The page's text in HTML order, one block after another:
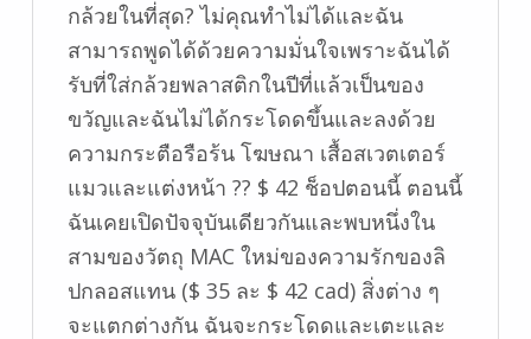
กล้วยในที่สุด? ไม่คุณทำไม่ได้และฉัน
สามารถพูดได้ด้วยความมั่นใจเพราะฉันได้
รับที่ใส่กล้วยพลาสติกในปีที่แล้วเป็นของ
ขวัญและฉันไม่ได้กระโดดขึ้นและลงด้วย
ความกระตือรือร้น โฆษณา เสื้อสเวตเตอร์
แมวและแต่งหน้า ?? $ 42 ช็อปตอนนี้ ตอนนี้
ฉันเคยเปิดปัจจุบันเดียวกันและพบหนึ่งใน
สามของวัตถุ MAC ใหม่ของความรักของลิ
ปกลอสแทน ($ 35 ละ $ 42 cad) สิ่งต่าง ๆ
จะแตกต่างกัน ฉันจะกระโดดและเตะและ